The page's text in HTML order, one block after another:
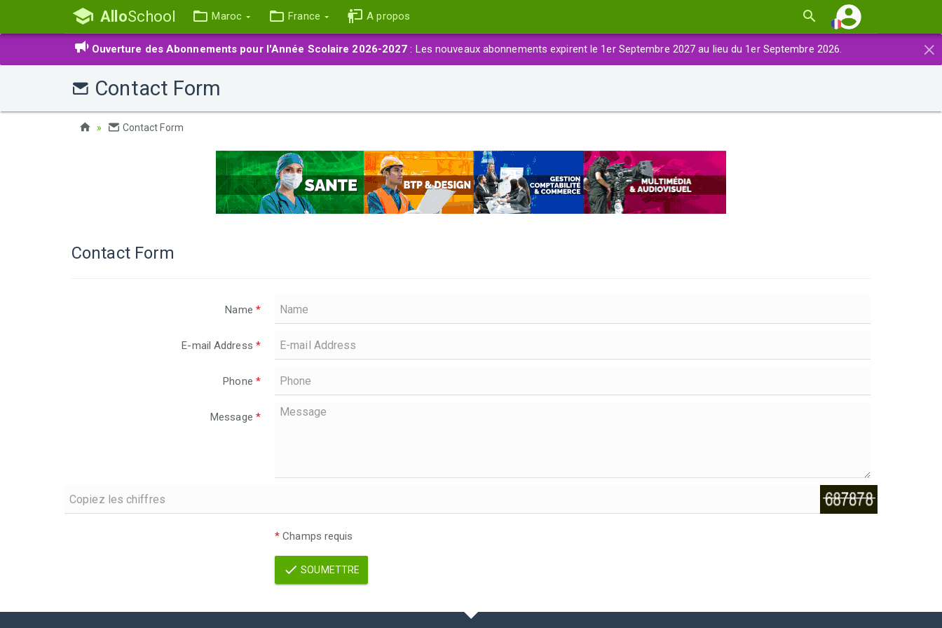
AlloSchool Maroc France A propos
×
Ouverture des Abonnements pour l'Année Scolaire 2026-2027 : Les nouveaux abonnements expirent le 1er Septembre 2027 au lieu du 1er Septembre 2026.
Contact Form
Contact Form
Contact Form
Name *
E-mail Address *
Phone *
Message *
* Champs requis
SOUMETTRE